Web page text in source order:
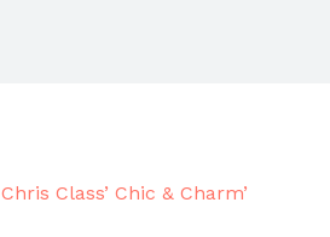
Chris Class’ Chic & Charm’